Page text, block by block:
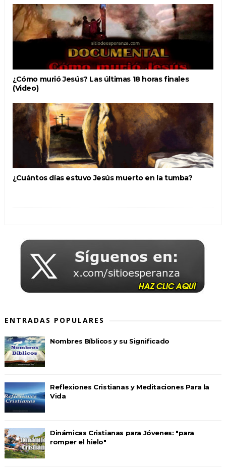
¿Cómo murió Jesús? Las últimas 18 horas finales
(Video)
¿Cuántos días estuvo Jesús muerto en la tumba?
ENTRADAS POPULARES
Nombres Bíblicos y su Significado
Reflexiones Cristianas y Meditaciones Para la
Vida
Dinámicas Cristianas para Jóvenes: "para
romper el hielo"